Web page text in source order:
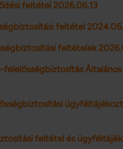
feltétel 2026.06.13
feltétel
feltételek
Általános
feltétel és